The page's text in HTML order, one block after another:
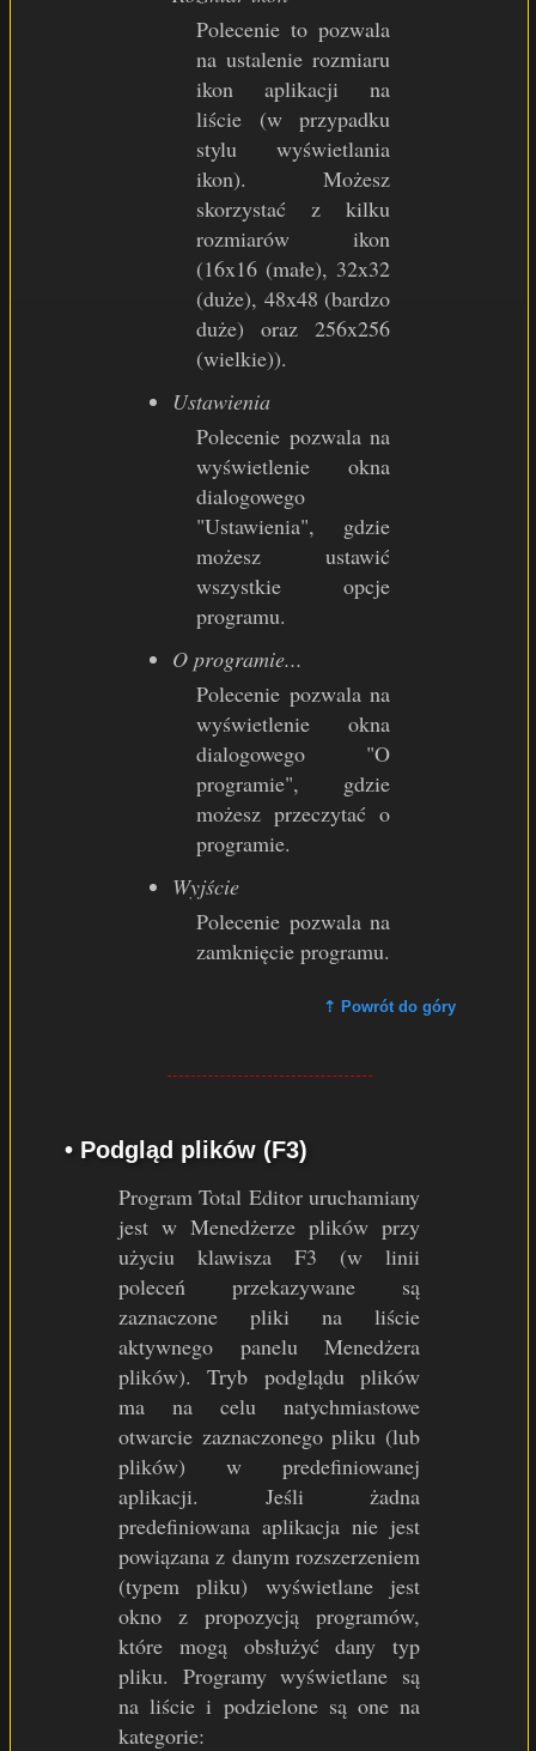
Polecenie to pozwala
na ustalenie rozmiaru
ikon aplikacji na
liście (w przypadku
stylu wyświetlania
ikon). Możesz
skorzystać z kilku
rozmiarów ikon
(16x16 (małe), 32x32
(duże), 48x48 (bardzo
duże) oraz 256x256
(wielkie)).
Ustawienia
Polecenie pozwala na
wyświetlenie okna
dialogowego
"Ustawienia", gdzie
możesz ustawić
wszystkie opcje
programu.
O programie...
Polecenie pozwala na
wyświetlenie okna
dialogowego "O
programie", gdzie
możesz przeczytać o
programie.
Wyjście
Polecenie pozwala na
zamknięcie programu.
⇡ Powrót do góry
• Podgląd plików (F3)
Program Total Editor uruchamiany
jest w Menedżerze plików przy
użyciu klawisza F3 (w linii
poleceń przekazywane są
zaznaczone pliki na liście
aktywnego panelu Menedżera
plików). Tryb podglądu plików
ma na celu natychmiastowe
otwarcie zaznaczonego pliku (lub
plików) w predefiniowanej
aplikacji. Jeśli żadna
predefiniowana aplikacja nie jest
powiązana z danym rozszerzeniem
(typem pliku) wyświetlane jest
okno z propozycją programów,
które mogą obsłużyć dany typ
pliku. Programy wyświetlane są
na liście i podzielone są one na
kategorie: